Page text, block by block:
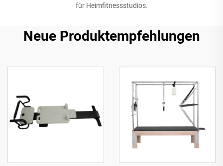
für Heimfitnessstudios.
Neue Produktempfehlungen